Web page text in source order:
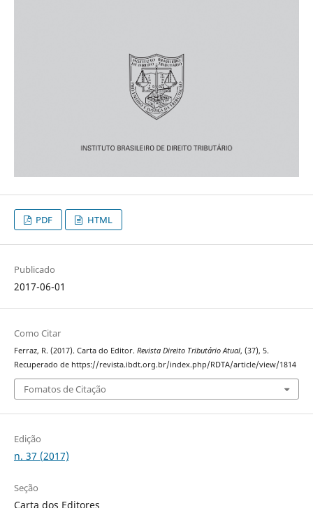
PDF HTML
Publicado
2017-06-01
Como Citar
Ferraz, R. (2017). Carta do Editor. Revista Direito Tributário Atual, (37), 5.
Recuperado de https://revista.ibdt.org.br/index.php/RDTA/article/view/1814
Fomatos de Citação
Edição
n. 37 (2017)
Seção
Carta dos Editores